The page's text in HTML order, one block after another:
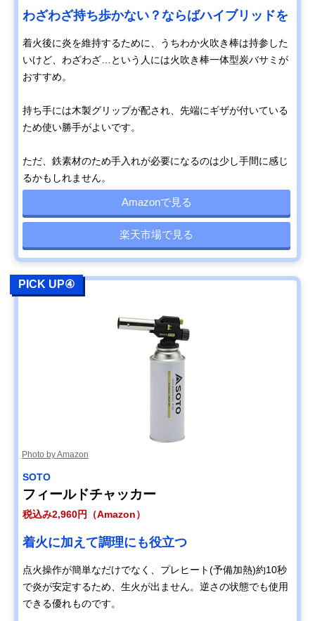
わざわざ持ち歩かない？ならばハイブリッドを
着火後に炎を維持するために、うちわか火吹き棒は持参した
いけど、わざわざ…という人には火吹き棒一体型炭バサミが
おすすめ。
持ち手には木製グリップが配され、先端にギザが付いている
ため使い勝手がよいです。
ただ、鉄素材のため手入れが必要になるのは少し手間に感じ
るかもしれません。
Amazonで見る
楽天市場で見る
PICK UP④
Photo by Amazon
SOTO
フィールドチャッカー
税込み2,960円（Amazon）
着火に加えて調理にも役立つ
点火操作が簡単なだけでなく、プレヒート(予備加熱)約10秒
で炎が安定するため、生火が出ません。逆さの状態でも使用
できる優れものです。